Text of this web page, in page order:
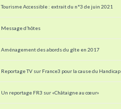
Tourisme Accessible : extrait du n°3 de juin 2021
Message d’hôtes
Aménagement des abords du gîte en 2017
Reportage TV sur France3 pour la cause du Handicap
Un reportage FR3 sur «Châtaigne au cœur»